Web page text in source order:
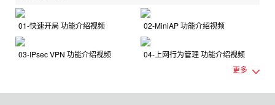
i
d
01-快速开局 功能介绍视频 02-MiniAP 功能介绍视频
03-IPsec VPN 功能介绍视频 04-上网行为管理 功能介绍视频
更多